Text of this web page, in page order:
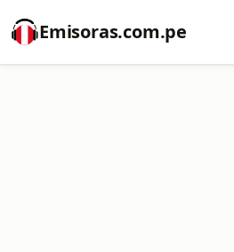
Emisoras.com.pe